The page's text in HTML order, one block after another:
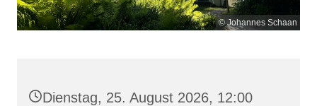
© Johannes Schaan
Dienstag, 25. August 2026, 12:00